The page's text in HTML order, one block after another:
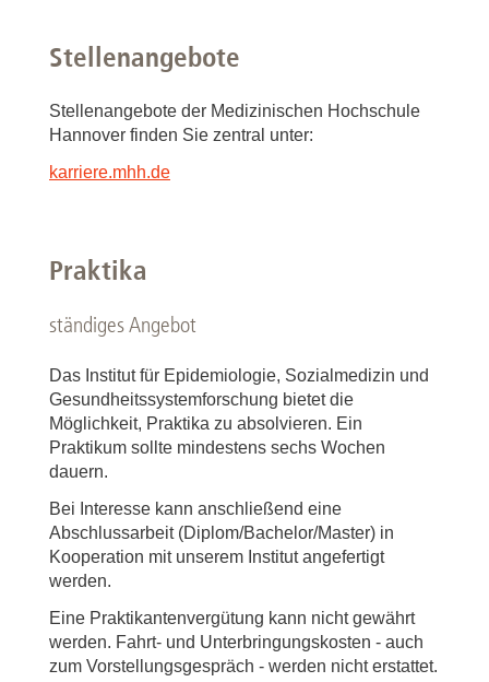
Stellenangebote
Stellenangebote der Medizinischen Hochschule
Hannover finden Sie zentral unter:
karriere.mhh.de
Praktika
ständiges Angebot
Das Institut für Epidemiologie, Sozialmedizin und
Gesundheitssystemforschung bietet die
Möglichkeit, Praktika zu absolvieren. Ein
Praktikum sollte mindestens sechs Wochen
dauern.
Bei Interesse kann anschließend eine
Abschlussarbeit (Diplom/Bachelor/Master) in
Kooperation mit unserem Institut angefertigt
werden.
Eine Praktikantenvergütung kann nicht gewährt
werden. Fahrt- und Unterbringungskosten - auch
zum Vorstellungsgespräch - werden nicht erstattet.